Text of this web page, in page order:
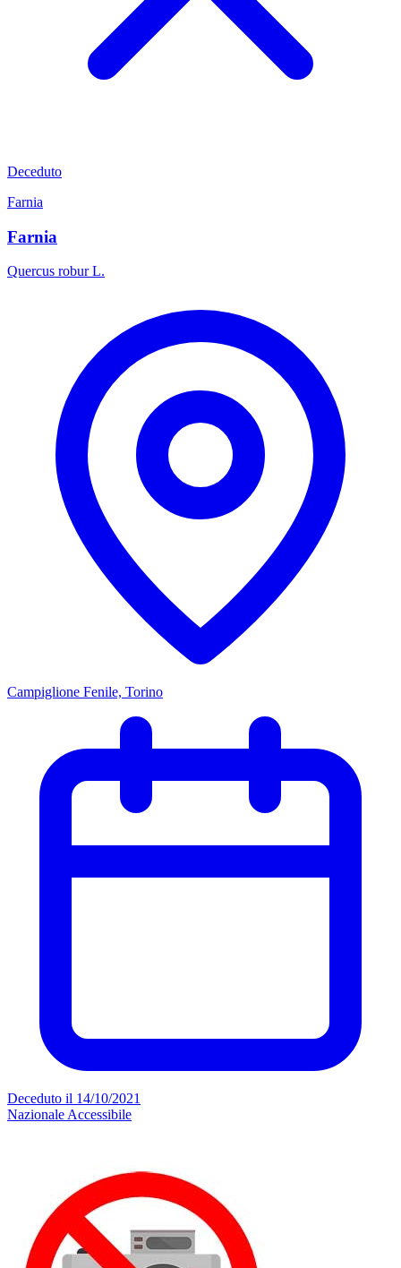
Deceduto
Farnia
Farnia
Quercus robur L.
Campiglione Fenile, Torino
Deceduto il 14/10/2021
Nazionale Accessibile